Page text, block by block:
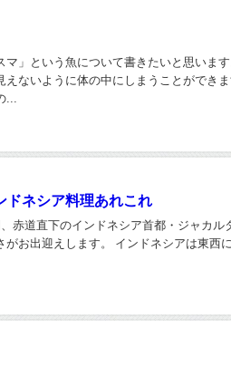
マ」という魚について書きたいと思いま
えないように体の中にしまうことができ
...
ネシア料理あれこれ
赤道直下のインドネシア首都・ジャカ
がお出迎えします。 インドネシアは東